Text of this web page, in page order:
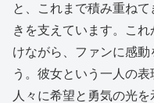
と、これまで積み重ね
きを支えています。こ
けながら、ファンに感
う。彼女という一人の
人々に希望と勇気の光を